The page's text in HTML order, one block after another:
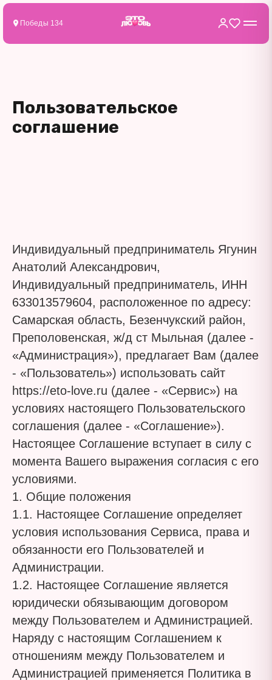
Победы 134
Пользовательское
соглашение
Индивидуальный предприниматель Ягунин
Анатолий Александрович,
Индивидуальный предприниматель, ИНН
633013579604, расположенное по адресу:
Самарская область, Безенчукский район,
Преполовенская, ж/д ст Мыльная (далее -
«Администрация»), предлагает Вам (далее
- «Пользователь») использовать сайт
https://eto-love.ru (далее - «Сервис») на
условиях настоящего Пользовательского
соглашения (далее - «Соглашение»).
Настоящее Соглашение вступает в силу с
момента Вашего выражения согласия с его
условиями.
1. Общие положения
1.1. Настоящее Соглашение определяет
условия использования Сервиса, права и
обязанности его Пользователей и
Администрации.
1.2. Настоящее Соглашение является
юридически обязывающим договором
между Пользователем и Администрацией.
Наряду с настоящим Соглашением к
отношениям между Пользователем и
Администрацией применяется Политика в